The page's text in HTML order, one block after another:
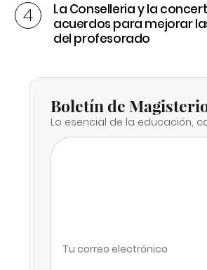
La Conselleria y la
acuerdos para mejorar
del profesorado
Boletín de
Lo esencial de la educación,